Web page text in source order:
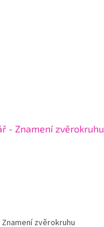
- Znamení zvěrokruhu
zvěrokruhu